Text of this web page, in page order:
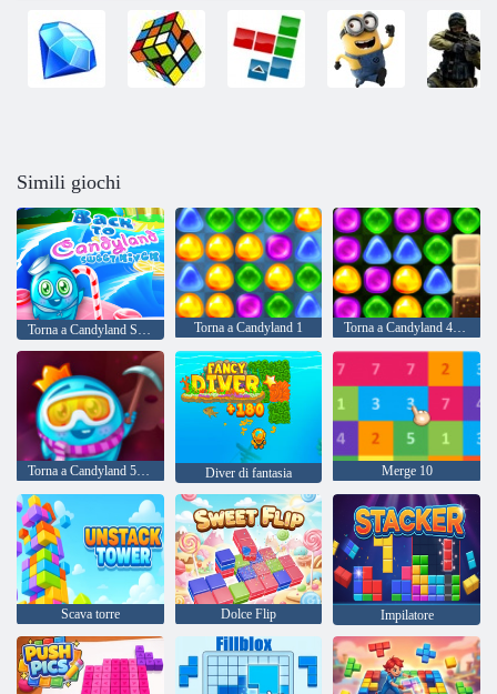
Simili giochi
Torna a Candyland Sweet River Torna a Candyland 1 Torna a Candyland 4: Lollipop Garden
Torna a Candyland 5: Choco Mountain Diver di fantasia Merge 10
Scava torre Dolce Flip Impilatore